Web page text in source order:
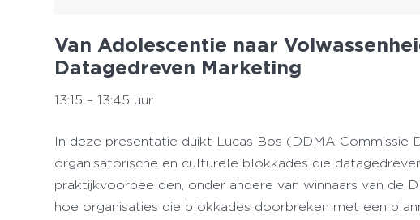
Van Adolescentie naar
Datagedreven Marketing
13:15 – 13:45 uur
In deze presentatie duikt Lucas Bos (DDMA Commissie
organisatorische en culturele blokkades die
praktijkvoorbeelden, onder andere van winnaars van de
hoe organisaties die blokkades doorbreken met een